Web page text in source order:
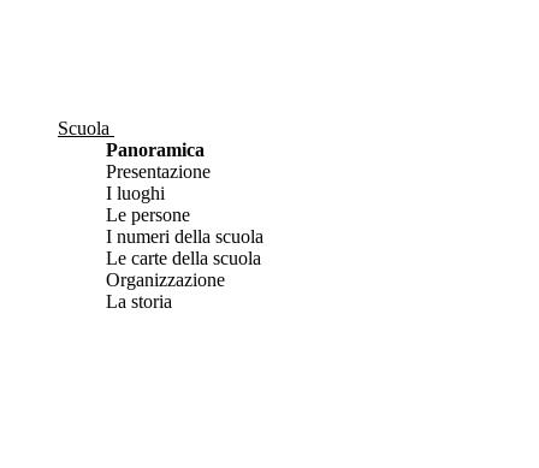
Scuola
Panoramica
Presentazione
I luoghi
Le persone
I numeri della scuola
Le carte della scuola
Organizzazione
La storia